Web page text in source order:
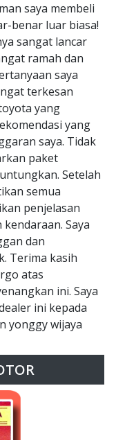
saya membeli
benar luar biasa!
sangat lancar
ramah dan
saya
terkesan
yang
yang
saya. Tidak
paket
Setelah
semua
penjelasan
Saya
dan
Terima kasih
atas
ini. Saya
ini kepada
yonggy wijaya